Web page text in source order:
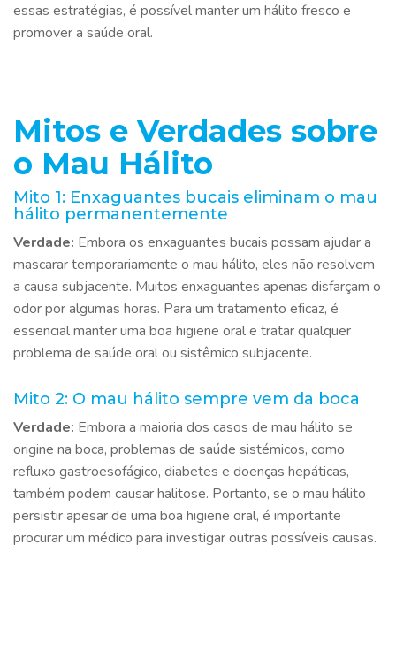
essas estratégias, é possível manter um hálito fresco e
promover a saúde oral.
Mitos e Verdades sobre
o Mau Hálito
Mito 1: Enxaguantes bucais eliminam o mau
hálito permanentemente
Verdade: Embora os enxaguantes bucais possam ajudar a
mascarar temporariamente o mau hálito, eles não resolvem
a causa subjacente. Muitos enxaguantes apenas disfarçam o
odor por algumas horas. Para um tratamento eficaz, é
essencial manter uma boa higiene oral e tratar qualquer
problema de saúde oral ou sistêmico subjacente.
Mito 2: O mau hálito sempre vem da boca
Verdade: Embora a maioria dos casos de mau hálito se
origine na boca, problemas de saúde sistémicos, como
refluxo gastroesofágico, diabetes e doenças hepáticas,
também podem causar halitose. Portanto, se o mau hálito
persistir apesar de uma boa higiene oral, é importante
procurar um médico para investigar outras possíveis causas.